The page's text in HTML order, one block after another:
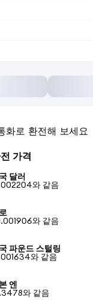
로 환전해 보세요
가격
달러
와 같음
와 같음
파운드 스털링
와 같음
엔
와 같음